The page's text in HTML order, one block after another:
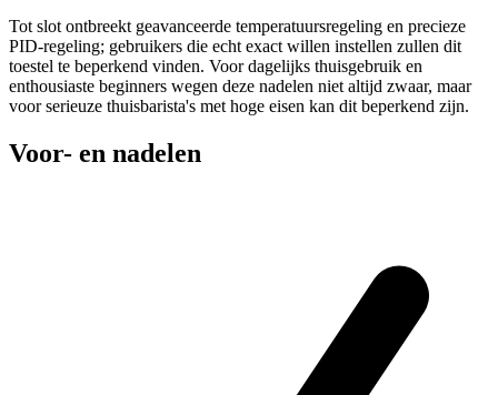
Tot slot ontbreekt geavanceerde temperatuursregeling en precieze
PID-regeling; gebruikers die echt exact willen instellen zullen dit
toestel te beperkend vinden. Voor dagelijks thuisgebruik en
enthousiaste beginners wegen deze nadelen niet altijd zwaar, maar
voor serieuze thuisbarista's met hoge eisen kan dit beperkend zijn.
Voor- en nadelen